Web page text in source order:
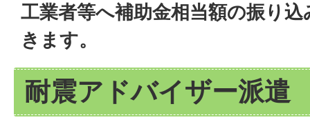
工業者等へ補助金相当額の振り
きます。
耐震アドバイザー派遣